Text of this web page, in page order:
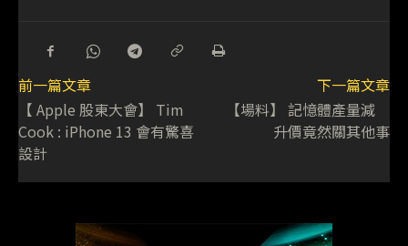
前一篇文章
【 Apple 股東大會】 Tim
Cook : iPhone 13 會有驚喜
設計
下一篇文章
【場料】 記憶體產量減
升價竟然關其他事